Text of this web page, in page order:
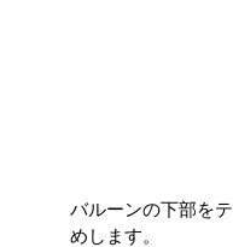
バルーンの下部を
めします。